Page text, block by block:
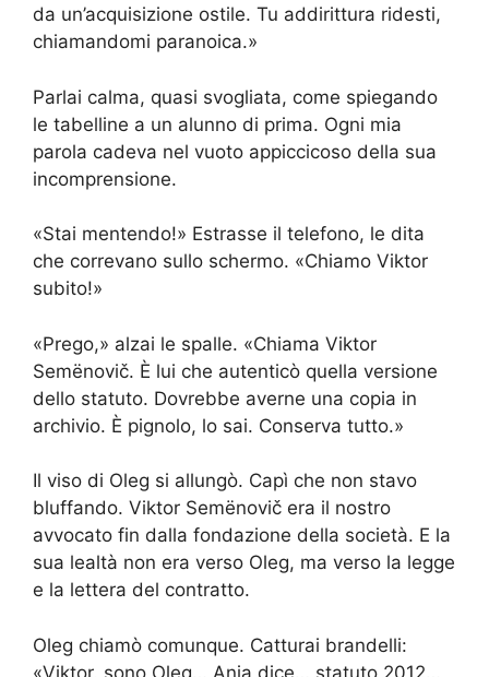
da un’acquisizione ostile. Tu addirittura ridesti,
chiamandomi paranoica.»
Parlai calma, quasi svogliata, come spiegando
le tabelline a un alunno di prima. Ogni mia
parola cadeva nel vuoto appiccicoso della sua
incomprensione.
«Stai mentendo!» Estrasse il telefono, le dita
che correvano sullo schermo. «Chiamo Viktor
subito!»
«Prego,» alzai le spalle. «Chiama Viktor
Semënovič. È lui che autenticò quella versione
dello statuto. Dovrebbe averne una copia in
archivio. È pignolo, lo sai. Conserva tutto.»
Il viso di Oleg si allungò. Capì che non stavo
bluffando. Viktor Semënovič era il nostro
avvocato fin dalla fondazione della società. E la
sua lealtà non era verso Oleg, ma verso la legge
e la lettera del contratto.
Oleg chiamò comunque. Catturai brandelli:
«Viktor, sono Oleg… Anja dice… statuto 2012…